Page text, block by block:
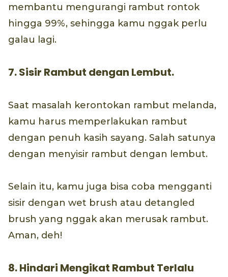
membantu mengurangi rambut rontok
hingga 99%, sehingga kamu nggak perlu
galau lagi.
7. Sisir Rambut dengan Lembut.
Saat masalah kerontokan rambut melanda,
kamu harus memperlakukan rambut
dengan penuh kasih sayang. Salah satunya
dengan menyisir rambut dengan lembut.
Selain itu, kamu juga bisa coba mengganti
sisir dengan wet brush atau detangled
brush yang nggak akan merusak rambut.
Aman, deh!
8. Hindari Mengikat Rambut Terlalu